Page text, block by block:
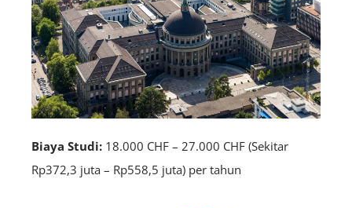
Biaya Studi: 18.000 CHF – 27.000 CHF (Sekitar
Rp372,3 juta – Rp558,5 juta) per tahun